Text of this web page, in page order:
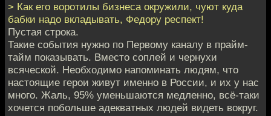
> Как его воротилы бизнеса окружили, чуют куда
бабки надо вкладывать, Федору респект!
Пустая строка.
Такие события нужно по Первому каналу в прайм-
тайм показывать. Вместо соплей и чернухи
всяческой. Необходимо напоминать людям, что
настоящие герои живут именно в России, и их у нас
много. Жаль, 95% уменьшаются медленно, всё-таки
хочется побольше адекватных людей видеть вокруг.